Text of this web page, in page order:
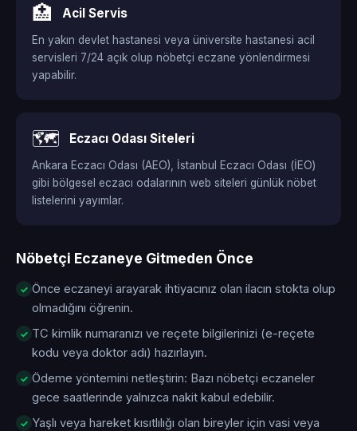
🏥 Acil Servis
En yakın devlet hastanesi veya üniversite hastanesi acil
servisleri 7/24 açık olup nöbetçi eczane yönlendirmesi
yapabilir.
🗺️ Eczacı Odası Siteleri
Ankara Eczacı Odası (AEO), İstanbul Eczacı Odası (İEO)
gibi bölgesel eczacı odalarının web siteleri günlük nöbet
listelerini yayımlar.
Nöbetçi Eczaneye Gitmeden Önce
Önce eczaneyi arayarak ihtiyacınız olan ilacın stokta olup
olmadığını öğrenin.
TC kimlik numaranızı ve reçete bilgilerinizi (e-reçete
kodu veya doktor adı) hazırlayın.
Ödeme yöntemini netleştirin: Bazı nöbetçi eczaneler
gece saatlerinde yalnızca nakit kabul edebilir.
Yaşlı veya hareket kısıtlılığı olan bireyler için vasi veya